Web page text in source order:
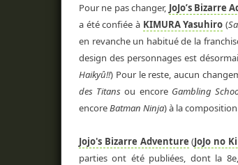
Pour ne pas changer, JoJo’s Bizarre
a été confiée à KIMURA Yasuhiro (
en revanche un habitué de la
design des personnages est
Haikyû!!) Pour le reste, aucun
des Titans ou encore Gambling
encoreBatman Ninja) à la
Jojo's Bizarre Adventure (JoJo no
parties ont été publiées, dont la